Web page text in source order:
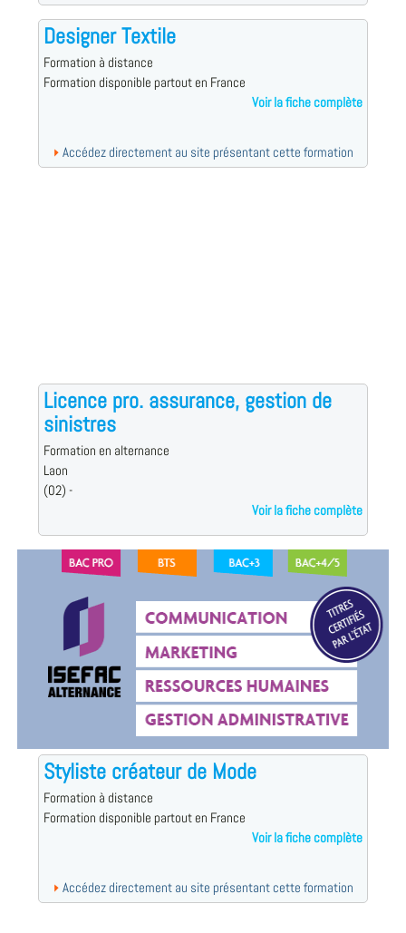
Designer Textile
Formation à distance
Formation disponible partout en France
Voir la fiche complète
Accédez directement au site présentant cette formation
Licence pro. assurance, gestion de
sinistres
Formation en alternance
Laon
(02) -
Voir la fiche complète
Styliste créateur de Mode
Formation à distance
Formation disponible partout en France
Voir la fiche complète
Accédez directement au site présentant cette formation